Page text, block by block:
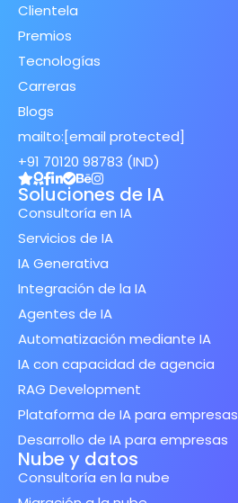
Clientela
Premios
Tecnologías
Carreras
Blogs
mailto:[email protected]
+91 70120 98783 (IND)
Soluciones de IA
Consultoría en IA
Servicios de IA
IA Generativa
Integración de la IA
Agentes de IA
Automatización mediante IA
IA con capacidad de agencia
RAG Development
Plataforma de IA para empresas
Desarrollo de IA para empresas
Nube y datos
Consultoría en la nube